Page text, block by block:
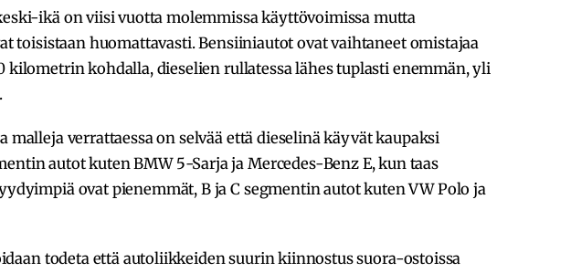
ikä on viisi vuotta molemmissa käyttövoimissa mutta
toisistaan huomattavasti. Bensiiniautot ovat vaihtaneet omistajaa
kilometrin kohdalla, dieselien rullatessa lähes tuplasti enemmän, yli
malleja verrattaessa on selvää että dieselinä käyvät kaupaksi
autot kuten BMW 5-Sarja ja Mercedes-Benz E, kun taas
ovat pienemmät, B ja C segmentin autot kuten VW Polo ja
todeta että autoliikkeiden suurin kiinnostus suora-ostoissa